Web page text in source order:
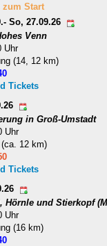
zum Start
So, 27.09.26
Venn
Uhr
(14, 12 km)
Tickets
in Groß-Umstadt
Uhr
12 km)
Tickets
Hörnle und Stierkopf
Uhr
(16 km)